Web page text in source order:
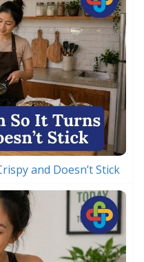
and Doesn’t Stick